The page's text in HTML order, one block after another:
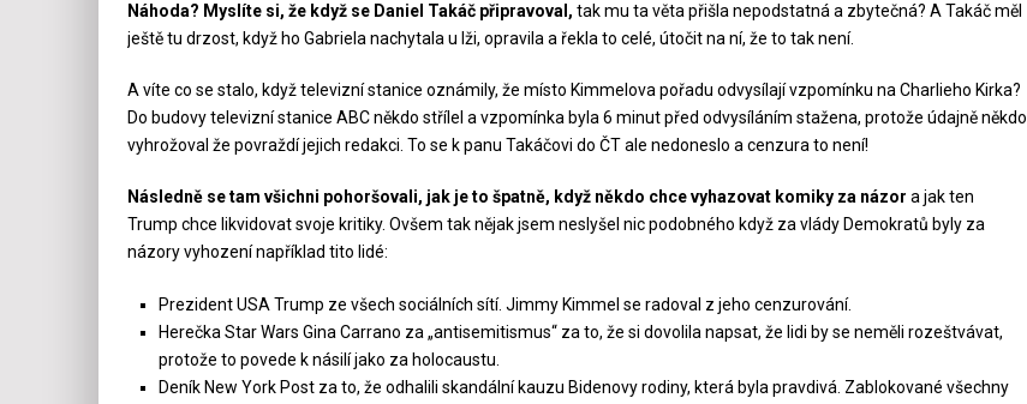
Náhoda? Myslíte si, že když se Daniel Takáč připravoval, tak mu ta věta přišla nepodstatná a zbytečná? A Takáč měl
ještě tu drzost, když ho Gabriela nachytala u lži, opravila a řekla to celé, útočit na ní, že to tak není.
A víte co se stalo, když televizní stanice oznámily, že místo Kimmelova pořadu odvysílají vzpomínku na Charlieho Kirka?
Do budovy televizní stanice ABC někdo střílel a vzpomínka byla 6 minut před odvysíláním stažena, protože údajně někdo
vyhrožoval že povraždí jejich redakci. To se k panu Takáčovi do ČT ale nedoneslo a cenzura to není!
Následně se tam všichni pohoršovali, jak je to špatně, když někdo chce vyhazovat komiky za názor a jak ten
Trump chce likvidovat svoje kritiky. Ovšem tak nějak jsem neslyšel nic podobného když za vlády Demokratů byly za
názory vyhození například tito lidé:
Prezident USA Trump ze všech sociálních sítí. Jimmy Kimmel se radoval z jeho cenzurování.
Herečka Star Wars Gina Carrano za „antisemitismus“ za to, že si dovolila napsat, že lidi by se neměli rozeštvávat,
protože to povede k násilí jako za holocaustu.
Deník New York Post za to, že odhalili skandální kauzu Bidenovy rodiny, která byla pravdivá. Zablokované všechny